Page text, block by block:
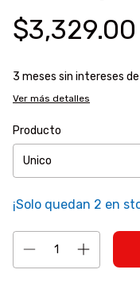
$3,329.00
3 meses sin intereses de
Ver más detalles
Producto
¡Solo quedan 2 en